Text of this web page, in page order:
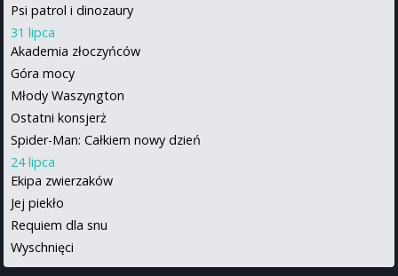
Psi patrol i dinozaury
31 lipca
Akademia złoczyńców
Góra mocy
Młody Waszyngton
Ostatni konsjerż
Spider-Man: Całkiem nowy dzień
24 lipca
Ekipa zwierzaków
Jej piekło
Requiem dla snu
Wyschnięci